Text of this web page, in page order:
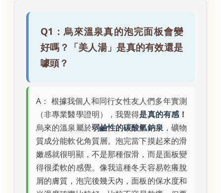
Q1：烏來溫泉真的泡完面板會變
好嗎？「美人湯」是真的有效還是
噱頭？
A： 根據我個人和同行女性友人們多年實測
（非專業醫學證明），我覺得是真的有感！
烏來的溫泉屬於弱鹼性的碳酸氫鈉泉，礦物
質成分能軟化角質層。泡完當下摸起來的滑
嫩感就很明顯，不是那種假滑，而是面板變
得很柔軟的感覺。像我這種冬天容易乾癢脫
屑的膚質，泡完後幾天內，面板的保水度和